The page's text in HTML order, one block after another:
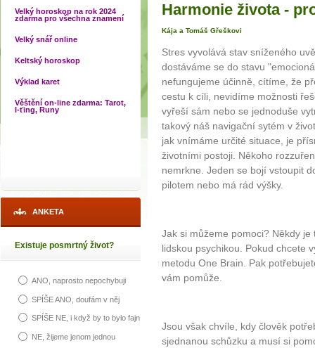
Velký horoskop na rok 2024
zdarma pro všechna znamení
Velký snář online
Keltský horoskop
Výklad karet
Věštění on-line zdarma: Tarot,
I-ťing, Runy
ANKETA
Existuje posmrtný život?
ANO, naprosto nepochybuji
SPÍŠE ANO, doufám v něj
SPÍŠE NE, i když by to bylo fajn
NE, žijeme jenom jednou
Harmonie života -
Kája a Tomáš Gřeškovi
Stres vyvolává stav sníženého
dostáváme se do stavu
nefungujeme účinně, cítíme, že
cestu k cíli, nevidíme možnosti
vyřeší sám nebo se jednoduše
takový náš navigační sytém v
jak vnímáme určité situace, je
životními postoji. Někoho
nemrkne. Jeden se bojí vstoupit
pilotem nebo má rád výšky.
Jak si můžeme pomoci? Někdy
lidskou psychikou. Pokud chcete
metodu One Brain. Pak
vám pomůže.
Jsou však chvíle, kdy člověk
sjednanou schůzku a musí si